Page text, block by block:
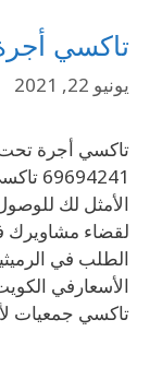
تاكسي
يونيو 22, 2021
الأمثل لك
لقضاء
الطلب في
الأسعارفي
تاكسي جمعيات